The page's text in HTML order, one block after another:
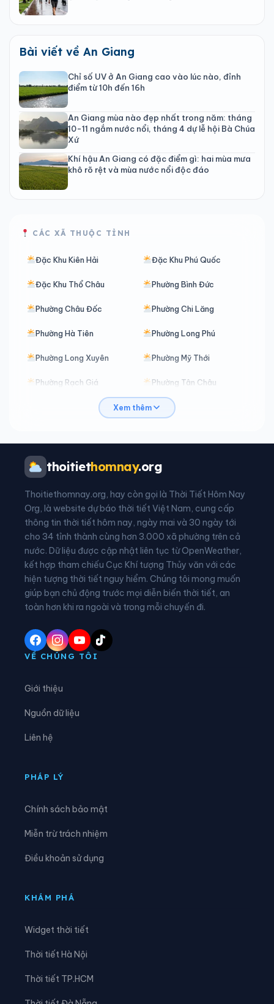
Bài viết về An Giang
Chỉ số UV ở An Giang cao vào lúc nào, đỉnh
điểm từ 10h đến 16h
An Giang mùa nào đẹp nhất trong năm: tháng
10-11 ngắm nước nổi, tháng 4 dự lễ hội Bà Chúa
Xứ
Khí hậu An Giang có đặc điểm gì: hai mùa mưa
khô rõ rệt và mùa nước nổi độc đáo
CÁC XÃ THUỘC TỈNH
Đặc Khu Kiên Hải Đặc Khu Phú Quốc
Đặc Khu Thổ Châu Phường Bình Đức
Phường Châu Đốc Phường Chi Lăng
Phường Hà Tiên Phường Long Phú
Phường Long Xuyên Phường Mỹ Thới
Phường Rạch Giá Phường Tân Châu
Phường Tịnh Biên
Phường Vĩnh Thông
Xã An Châu
Xã An Minh Xã An Phú
Xã Ba Chúc Xã Bình An
Xã Bình Giang Xã Bình Hòa
Xã Bình Mỹ Xã Bình Sơn
Xã Bình Thạnh Đông Xã Cần Đăng
Xã Châu Phong
Xã Châu Thành
Xã Giang Thành
Xã Kiên Lương
Xem thêm
thoitiethomnay.org
Thoitiethomnay.org, hay còn gọi là Thời Tiết Hôm Nay
Org, là website dự báo thời tiết Việt Nam, cung cấp
thông tin thời tiết hôm nay, ngày mai và 30 ngày tới
cho 34 tỉnh thành cùng hơn 3.000 xã phường trên cả
nước. Dữ liệu được cập nhật liên tục từ OpenWeather,
kết hợp tham chiếu Cục Khí tượng Thủy văn với các
hiện tượng thời tiết nguy hiểm. Chúng tôi mong muốn
giúp bạn chủ động trước mọi diễn biến thời tiết, an
toàn hơn khi ra ngoài và trong mỗi chuyến đi.
VỀ CHÚNG TÔI
Giới thiệu
Nguồn dữ liệu
Liên hệ
PHÁP LÝ
Chính sách bảo mật
Miễn trừ trách nhiệm
Điều khoản sử dụng
KHÁM PHÁ
Widget thời tiết
Thời tiết Hà Nội
Thời tiết TP.HCM